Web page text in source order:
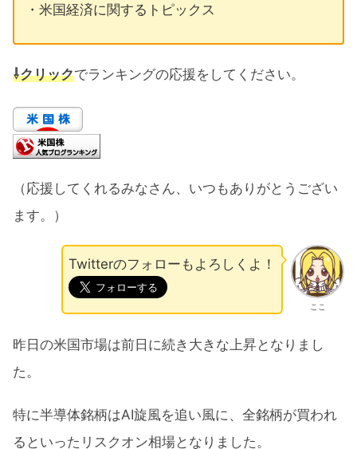
・米国経済に関するトピックス
⇩クリックでランキングの応援をしてください。
（応援してくれるみなさん、いつもありがとうござい
ます。）
ここ
Twitterのフォローもよろしくよ！
昨日の米国市場は前日に続き大きな上昇となりまし
た。
特に半導体銘柄はAI旋風を追い風に、全銘柄が買われ
るといったリスクオン相場となりました。